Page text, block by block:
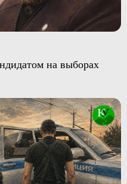
на выборах